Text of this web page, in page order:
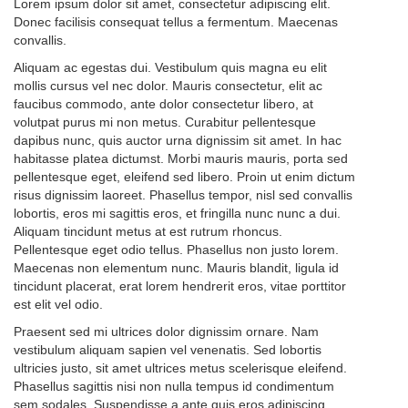
Lorem ipsum dolor sit amet, consectetur adipiscing elit.
Donec facilisis consequat tellus a fermentum. Maecenas
convallis.
Aliquam ac egestas dui. Vestibulum quis magna eu elit
mollis cursus vel nec dolor. Mauris consectetur, elit ac
faucibus commodo, ante dolor consectetur libero, at
volutpat purus mi non metus. Curabitur pellentesque
dapibus nunc, quis auctor urna dignissim sit amet. In hac
habitasse platea dictumst. Morbi mauris mauris, porta sed
pellentesque eget, eleifend sed libero. Proin ut enim dictum
risus dignissim laoreet. Phasellus tempor, nisl sed convallis
lobortis, eros mi sagittis eros, et fringilla nunc nunc a dui.
Aliquam tincidunt metus at est rutrum rhoncus.
Pellentesque eget odio tellus. Phasellus non justo lorem.
Maecenas non elementum nunc. Mauris blandit, ligula id
tincidunt placerat, erat lorem hendrerit eros, vitae porttitor
est elit vel odio.
Praesent sed mi ultrices dolor dignissim ornare. Nam
vestibulum aliquam sapien vel venenatis. Sed lobortis
ultricies justo, sit amet ultrices metus scelerisque eleifend.
Phasellus sagittis nisi non nulla tempus id condimentum
sem sodales. Suspendisse a ante quis eros adipiscing